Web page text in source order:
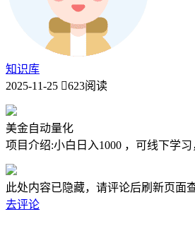
知识库
2025-11-25
623阅读
美金自动量化
项目介绍:小白日入1000 ，可线下学
此处内容已隐藏，请评论后刷新页面
去评论